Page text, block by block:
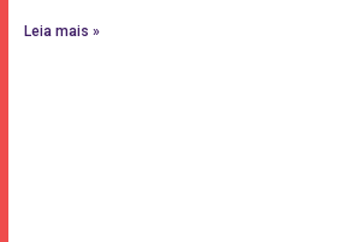
Leia mais »